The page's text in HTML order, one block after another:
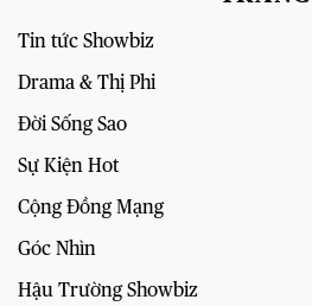
Tin tức Showbiz
Drama & Thị Phi
Đời Sống Sao
Sự Kiện Hot
Cộng Đồng Mạng
Góc Nhìn
Hậu Trường Showbiz